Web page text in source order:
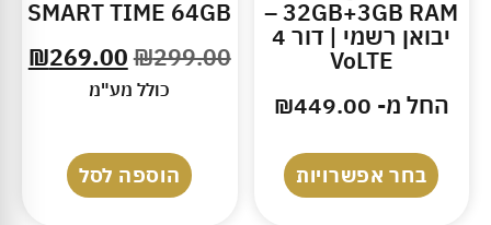
32GB+3GB RAM –
יבואן רשמי | דור 4
VoLTE
החל מ-
₪449.00
בחר אפשרויות
SMART TIME 64GB
₪299.00
₪269.00
כולל מע"מ
הוספה לסל